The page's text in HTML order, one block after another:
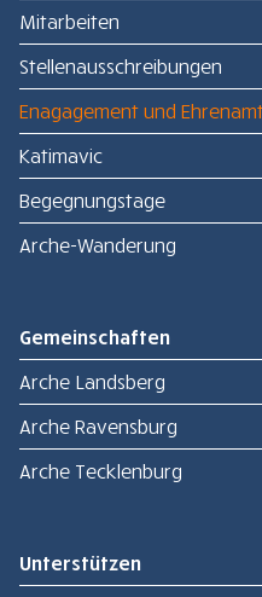
Mitarbeiten
Stellenausschreibungen
Enagagement und
Katimavic
Begegnungstage
Arche-Wanderung
Gemeinschaften
Arche Landsberg
Arche Ravensburg
Arche Tecklenburg
Unterstützen